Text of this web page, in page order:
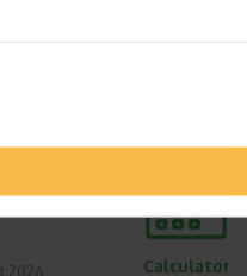
2026 Calculator